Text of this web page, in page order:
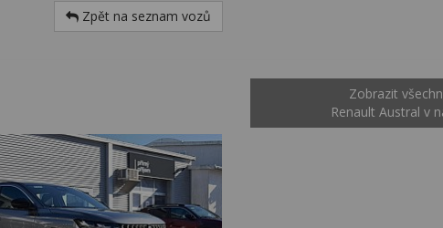
Zpět na seznam vozů
Zobrazit
Renault Austral v